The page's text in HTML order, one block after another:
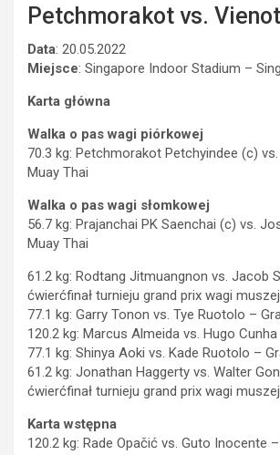
Petchmorakot vs. Vienot
Data: 20.05.2022
Miejsce: Singapore Indoor Stadium –
Karta główna
Walka o pas wagi piórkowej
70.3 kg: Petchmorakot Petchyindee (c)
Muay Thai
Walka o pas wagi słomkowej
56.7 kg: Prajanchai PK Saenchai (c) vs.
Muay Thai
61.2 kg: Rodtang Jitmuangnon vs. Jacob
ćwierćfinał turnieju grand prix wagi
77.1 kg: Garry Tonon vs. Tye Ruotolo –
120.2 kg: Marcus Almeida vs. Hugo Cunha
77.1 kg: Shinya Aoki vs. Kade Ruotolo –
61.2 kg: Jonathan Haggerty vs. Walter
ćwierćfinał turnieju grand prix wagi
Karta wstępna
120.2 kg: Rade Opačić vs. Guto Inocente